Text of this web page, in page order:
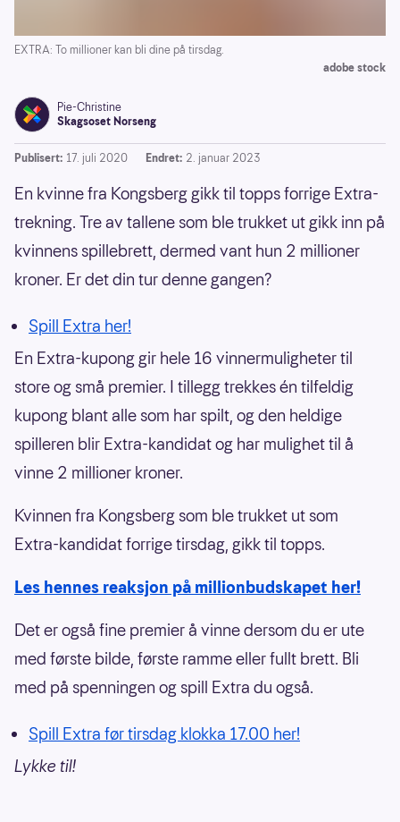
EXTRA: To millioner kan bli dine på tirsdag.
adobe stock
Pie-Christine
Skagsoset Norseng
Publisert: 17. juli 2020 Endret: 2. januar 2023
En kvinne fra Kongsberg gikk til topps forrige Extra-
trekning. Tre av tallene som ble trukket ut gikk inn på
kvinnens spillebrett, dermed vant hun 2 millioner
kroner. Er det din tur denne gangen?
Spill Extra her!
En Extra-kupong gir hele 16 vinnermuligheter til
store og små premier. I tillegg trekkes én tilfeldig
kupong blant alle som har spilt, og den heldige
spilleren blir Extra-kandidat og har mulighet til å
vinne 2 millioner kroner.
Kvinnen fra Kongsberg som ble trukket ut som
Extra-kandidat forrige tirsdag, gikk til topps.
Les hennes reaksjon på millionbudskapet her!
Det er også fine premier å vinne dersom du er ute
med første bilde, første ramme eller fullt brett. Bli
med på spenningen og spill Extra du også.
Spill Extra før tirsdag klokka 17.00 her!
Lykke til!